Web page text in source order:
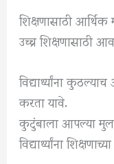
शिक्षणासाठी
उच्च शिक्षणासाठी
विद्यार्थ्यांना
करता यावे.
कुटुंबाला आपल्या
विद्यार्थ्यांना